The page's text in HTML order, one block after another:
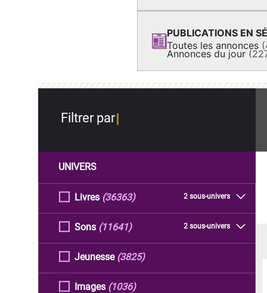
PUBLICATIONS EN
Toutes les annonces
Annonces du jour
Filtrer par
UNIVERS
Livres 2 sous-univers
(36363)
Sons 2 sous-univers
(11641)
Jeunesse (3825)
Images (1036)